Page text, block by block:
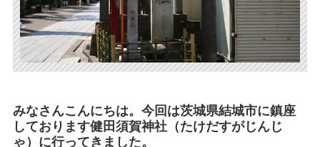
みなさんこんにちは。今回は茨城県結城市に鎮座
しております健田須賀神社（たけだすがじんじ
ゃ）に行ってきました。